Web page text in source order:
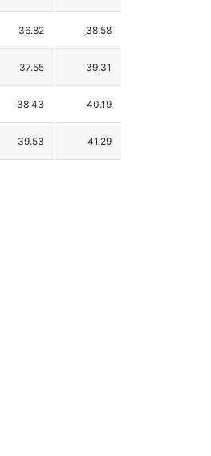
36.82 38.58
37.55 39.31
38.43 40.19
39.53 41.29